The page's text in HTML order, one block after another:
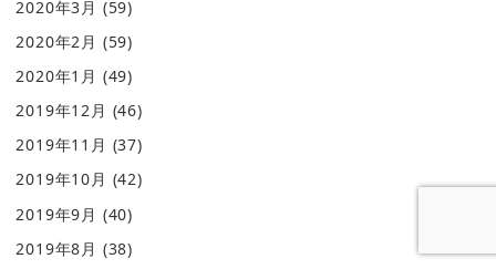
2020年3月 (59)
2020年2月 (59)
2020年1月 (49)
2019年12月 (46)
2019年11月 (37)
2019年10月 (42)
2019年9月 (40)
2019年8月 (38)